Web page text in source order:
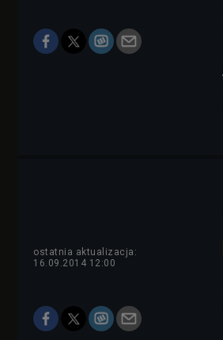
ostatnia aktualizacja:
16.09.2014 12:00